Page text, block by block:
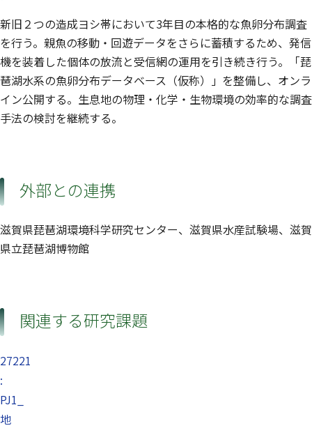
新旧２つの造成ヨシ帯において3年目の本格的な魚卵分布調査
を行う。親魚の移動・回遊データをさらに蓄積するため、発信
機を装着した個体の放流と受信網の運用を引き続き行う。「琵
琶湖水系の魚卵分布データベース（仮称）」を整備し、オンラ
イン公開する。生息地の物理・化学・生物環境の効率的な調査
手法の検討を継続する。
外部との連携
滋賀県琵琶湖環境科学研究センター、滋賀県水産試験場、滋賀
県立琵琶湖博物館
関連する研究課題
27221
:
PJ1_
地